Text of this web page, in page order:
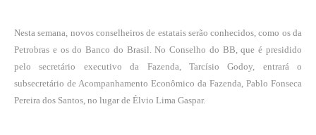
Nesta semana, novos conselheiros de estatais serão conhecidos, como os da
Petrobras e os do Banco do Brasil. No Conselho do BB, que é presidido
pelo secretário executivo da Fazenda, Tarcísio Godoy, entrará o
subsecretário de Acompanhamento Econômico da Fazenda, Pablo Fonseca
Pereira dos Santos, no lugar de Élvio Lima Gaspar.